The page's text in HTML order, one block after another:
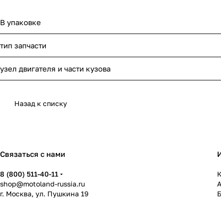
В упаковке
тип запчасти
узел двигателя и части кузова
Назад к списку
Связаться с нами
8 (800) 511-40-11
shop@motoland-russia.ru
г. Москва, ул. Пушкина 19